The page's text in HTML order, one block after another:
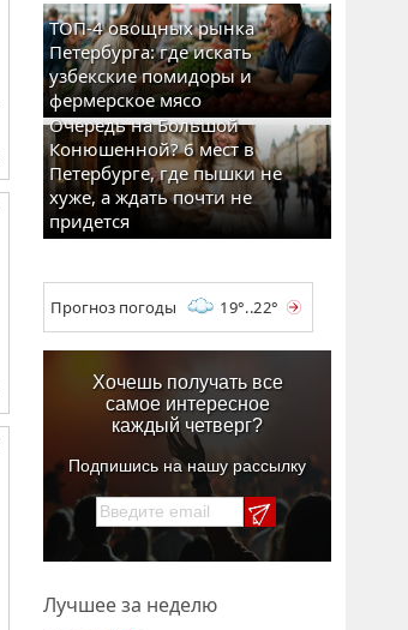
ТОП-4 овощных рынка
Петербурга: где искать
узбекские помидоры и
фермерское мясо
Очередь на Большой
Конюшенной? 6 мест в
Петербурге, где пышки не
хуже, а ждать почти не
придется
Прогноз погоды 19°..22°
Хочешь получать все
самое интересное
каждый четверг?
Подпишись на нашу рассылку
Лучшее за неделю